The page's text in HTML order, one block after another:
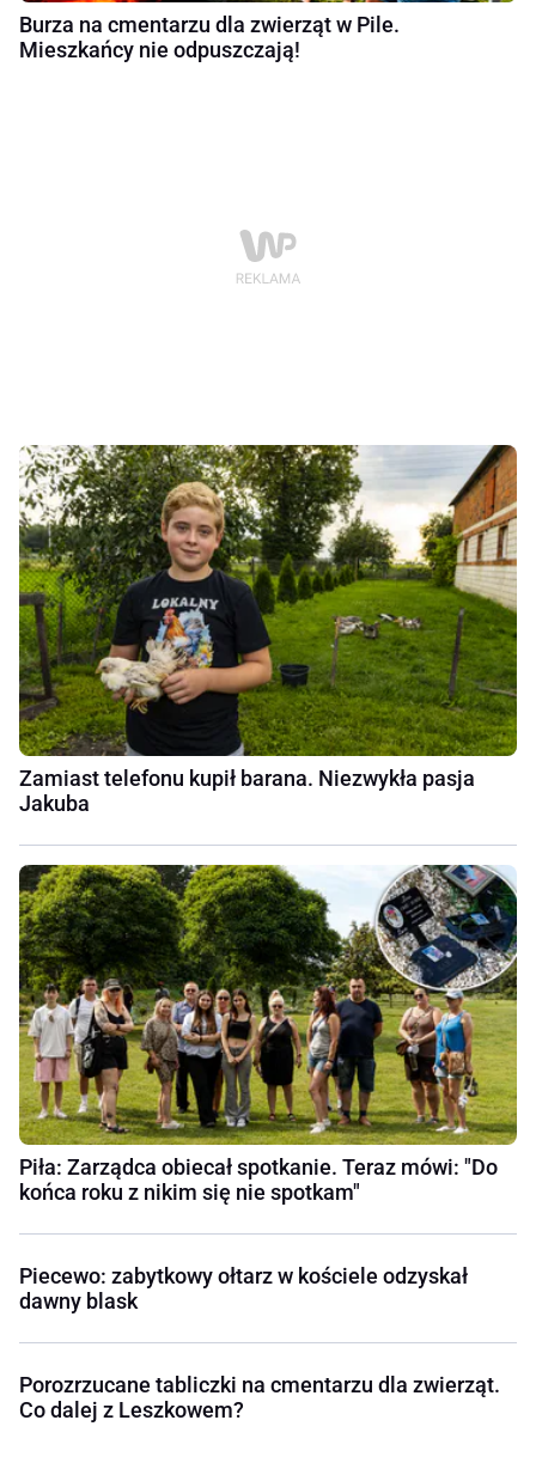
Burza na cmentarzu dla zwierząt w Pile.
Mieszkańcy nie odpuszczają!
Zamiast telefonu kupił barana. Niezwykła pasja
Jakuba
Piła: Zarządca obiecał spotkanie. Teraz mówi: "Do
końca roku z nikim się nie spotkam"
Piecewo: zabytkowy ołtarz w kościele odzyskał
dawny blask
Porozrzucane tabliczki na cmentarzu dla zwierząt.
Co dalej z Leszkowem?